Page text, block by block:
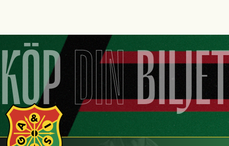
KÖPDIN